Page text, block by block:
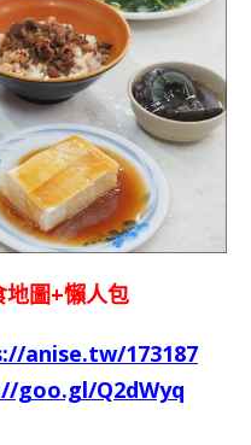
圖+懶人包
anise.tw/173187
goo.gl/Q2dWyq